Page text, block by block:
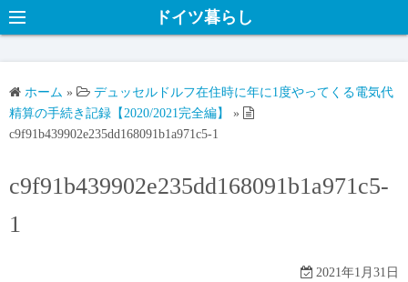
ドイツ暮らし
ホーム »
デュッセルドルフ在住時に年に1度やってくる電気代
精算の手続き記録【2020/2021完全編】
»
c9f91b439902e235dd168091b1a971c5-1
c9f91b439902e235dd168091b1a971c5-
1
2021年1月31日